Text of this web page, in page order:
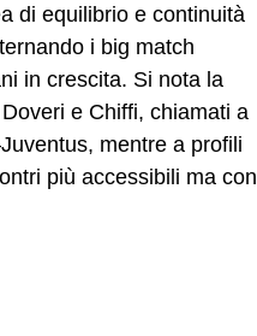
di equilibrio e continuità
i big match
in crescita. Si nota la
e Chiffi, chiamati a
mentre a profili
più accessibili ma con